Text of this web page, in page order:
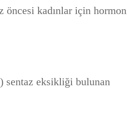
öncesi kadınlar için hormon
eksikliği bulunan